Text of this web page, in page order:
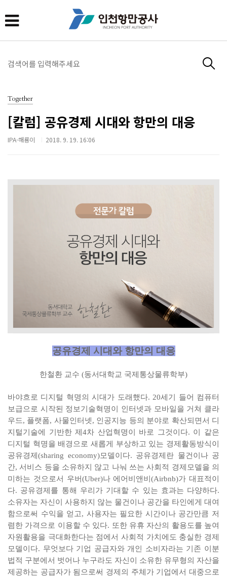
Together
[칼럼] 공유경제 시대와 항만의 대응
IPA-해룡이 2018. 9. 19. 16:06
공유경제 시대와 항만의 대응
한철환 교수 (동서대학교 국제통상물류학부)
바야흐로 디지털 혁명의 시대가 도래했다. 20세기 들어 컴퓨터
보급으로 시작된 정보기술혁명이 인터넷과 모바일을 거쳐 클라
우드, 플랫폼, 사물인터넷, 인공지능 등의 분야로 확산되면서 디
지털기술에 기반한 제4차 산업혁명이 바로 그것이다. 이 같은
디지털 혁명을 배경으로 새롭게 부상하고 있는 경제활동방식이
공유경제(sharing economy)모델이다. 공유경제란 물건이나 공
간, 서비스 등을 소유하지 않고 나눠 쓰는 사회적 경제모델을 의
미하는 것으로서 우버(Uber)나 에어비앤비(Airbnb)가 대표적이
다. 공유경제를 통해 우리가 기대할 수 있는 효과는 다양하다.
소유자는 자신이 사용하지 않는 물건이나 공간을 타인에게 대여
함으로써 수익을 얻고, 사용자는 필요한 시간이나 공간만큼 저
렴한 가격으로 이용할 수 있다. 또한 유휴 자산의 활용도를 높여
자원활용을 극대화한다는 점에서 사회적 가치에도 충실한 경제
모델이다. 무엇보다 기업 공급자와 개인 소비자라는 기존 이분
법적 구분에서 벗어나 누구라도 자신이 소유한 유무형의 자산을
제공하는 공급자가 됨으로써 경제의 주체가 기업에서 대중으로